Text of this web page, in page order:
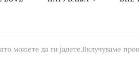
можете да ги јадете.Вклучуваме